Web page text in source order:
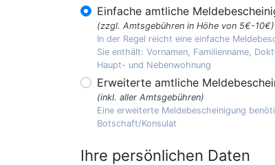
Einfache amtliche
(zzgl. Amtsgebühren in Höhe von 5€-10€)
In der Regel reicht eine einfache
Sie enthält: Vornamen, Familienname,
Haupt- und Nebenwohnung
Erweiterte amtliche
(inkl. aller Amtsgebühren)
Eine erweiterte Meldebescheinigung
Botschaft/Konsulat
Ihre persönlichen Daten